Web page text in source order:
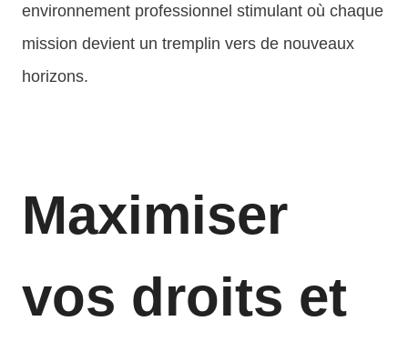
environnement professionnel stimulant où chaque
mission devient un tremplin vers de nouveaux
horizons.
Maximiser
vos droits et